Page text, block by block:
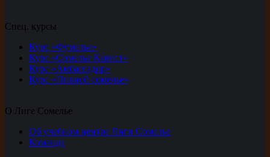
Спец. курсы
Курс «Фумелье»
Курс «Сомелье Кавист»
Курс «Амбассадор»
Курс «Пивной сомелье»
О Лиге Сомелье
Об учебном центре Лиги Сомелье
Команда